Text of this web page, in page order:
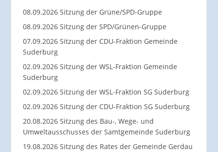
08.09.2026 Sitzung der Grüne/SPD-Gruppe
08.09.2026 Sitzung der SPD/Grünen-Gruppe
07.09.2026 Sitzung der CDU-Fraktion Gemeinde
Suderburg
02.09.2026 Sitzung der WSL-Fraktion Gemeinde
Suderburg
02.09.2026 Sitzung der WSL-Fraktion SG Suderburg
02.09.2026 Sitzung der CDU-Fraktion SG Suderburg
20.08.2026 Sitzung des Bau-, Wege- und
Umweltausschusses der Samtgemeinde Suderburg
19.08.2026 Sitzung des Rates der Gemeinde Gerdau